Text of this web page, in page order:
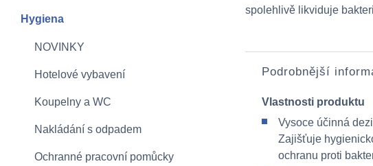
Hygiena
NOVINKY
Hotelové vybavení
Koupelny a WC
Nakládání s odpadem
Ochranné pracovní pomůcky
spolehlivě likviduje
Podrobnější
Vlastnosti produktu
Vysoce účinná
Zajišťuje
ochranu proti